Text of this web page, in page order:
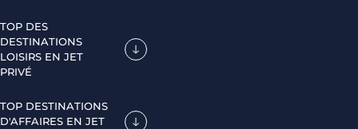
TOP DES
DESTINATIONS
LOISIRS EN JET
PRIVÉ
TOP DESTINATIONS
D'AFFAIRES EN JET